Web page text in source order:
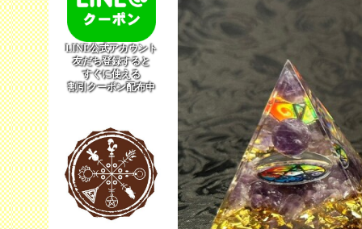
LINE公式アカウント
友だち登録すると
すぐに使える
割引クーポン配布中